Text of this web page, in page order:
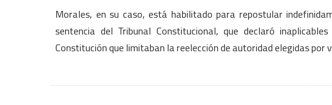
Morales, en su caso, está habilitado para repostular
sentencia del Tribunal Constitucional, que declaró
Constitución que limitaban la reelección de autoridad elegidas por